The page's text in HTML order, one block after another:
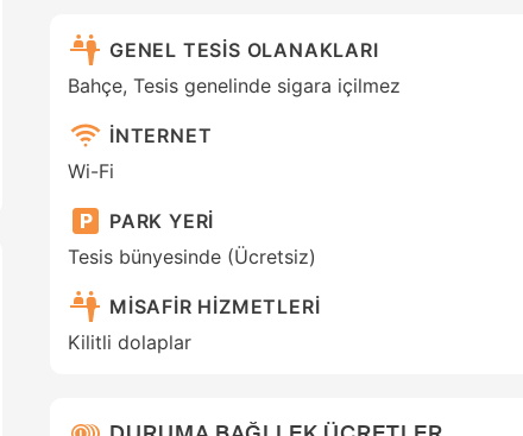
GENEL TESİS OLANAKLARI
Bahçe, Tesis genelinde sigara içilmez
İNTERNET
Wi-Fi
PARK YERİ
Tesis bünyesinde (Ücretsiz)
MİSAFİR HİZMETLERİ
Kilitli dolaplar